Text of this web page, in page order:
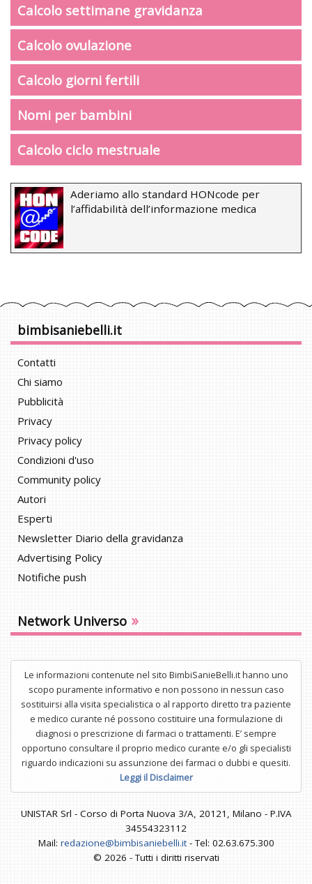
Calcolo settimane gravidanza
Calcolo ovulazione
Calcolo giorni fertili
Nomi per bambini
Calcolo ciclo mestruale
Aderiamo allo standard HONcode per
l’affidabilità dell’informazione medica
bimbisaniebelli.it
Contatti
Chi siamo
Pubblicità
Privacy
Privacy policy
Condizioni d'uso
Community policy
Autori
Esperti
Newsletter Diario della gravidanza
Advertising Policy
Notifiche push
Network Universo »
Le informazioni contenute nel sito BimbiSanieBelli.it hanno uno
scopo puramente informativo e non possono in nessun caso
sostituirsi alla visita specialistica o al rapporto diretto tra paziente
e medico curante né possono costituire una formulazione di
diagnosi o prescrizione di farmaci o trattamenti. E’ sempre
opportuno consultare il proprio medico curante e/o gli specialisti
riguardo indicazioni su assunzione dei farmaci o dubbi e quesiti.
Leggi il Disclaimer
UNISTAR Srl - Corso di Porta Nuova 3/A, 20121, Milano - P.IVA
34554323112
Mail: redazione@bimbisaniebelli.it- Tel: 02.63.675.300
© 2026 - Tutti i diritti riservati